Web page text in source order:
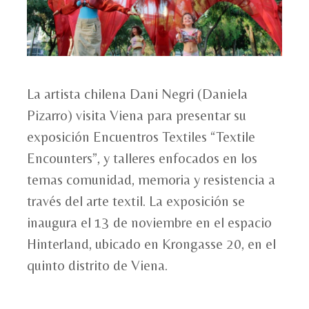
La artista chilena Dani Negri (Daniela
Pizarro) visita Viena para presentar su
exposición Encuentros Textiles “Textile
Encounters”, y talleres enfocados en los
temas comunidad, memoria y resistencia a
través del arte textil. La exposición se
inaugura el 13 de noviembre en el espacio
Hinterland, ubicado en Krongasse 20, en el
quinto distrito de Viena.